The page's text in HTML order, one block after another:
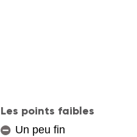
Les points faibles
Un peu fin